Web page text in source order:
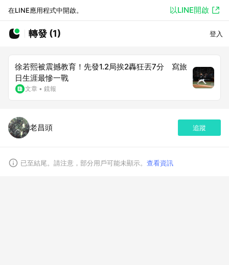
在LINE應用程式中開啟。 以LINE開啟
轉發 (1) 登入
徐若熙被震撼教育！先發1.2局挨2轟狂丟7分 寫旅
日生涯最慘一戰
文章 • 鏡報
老昌頭 追蹤
已至結尾。請注意，部分用戶可能未顯示。 查看資訊